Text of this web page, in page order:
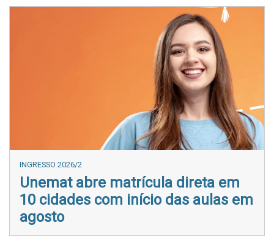
INGRESSO 2026/2
Unemat abre matrícula direta em
10 cidades com início das aulas em
agosto